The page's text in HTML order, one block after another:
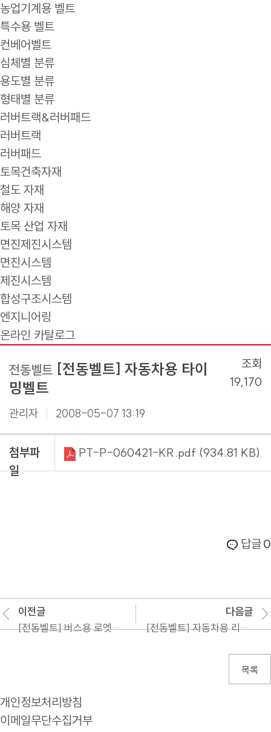
농업기계용 벨트
특수용 벨트
컨베어벨트
심체별 분류
용도별 분류
형태별 분류
러버트랙&러버패드
러버트랙
러버패드
토목건축자재
철도 자재
해양 자재
토목 산업 자재
면진제진시스템
면진시스템
제진시스템
합성구조시스템
엔지니어링
온라인 카탈로그
전동벨트 [전동벨트] 자동차용 타이
밍벨트
조회
19,170
관리자 2008-05-07 13:19
첨부파
일
PT-P-060421-KR.pdf (934.81 KB)
답글0
이전글
[전동벨트] 버스용 로엣지 코그드 벨트
다음글
[전동벨트] 자동차용 리브드벨트
목록
개인정보처리방침
이메일무단수집거부